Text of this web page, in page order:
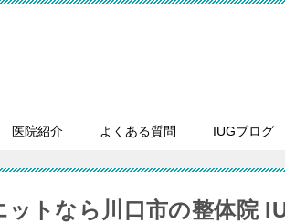
医院紹介 よくある質問 IUGブログ
トなら川口市の整体院